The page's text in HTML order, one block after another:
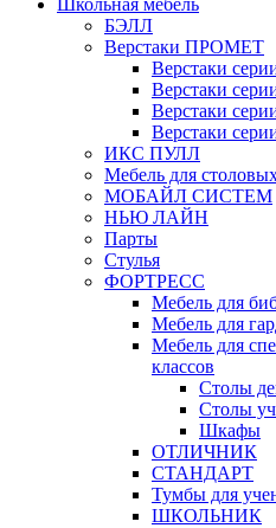
Школьная мебель
БЭЛЛ
Верстаки ПРОМЕТ
Верстаки
Верстаки
Верстаки
Верстаки
ИКС ПУЛЛ
Мебель для
МОБАЙЛ СИСТЕМ
НЬЮ ЛАЙН
Парты
Стулья
ФОРТРЕСС
Мебель для
Мебель для
Мебель для
классов
Столы
Столы
Шкафы
ОТЛИЧНИК
СТАНДАРТ
Тумбы для
ШКОЛЬНИК